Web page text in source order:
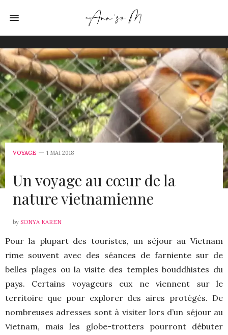
VOYAGE 1 MAI 2018
Un voyage au cœur de la
nature vietnamienne
by SONYA KAREN
Pour la plupart des touristes, un séjour au Vietnam
rime souvent avec des séances de farniente sur de
belles plages ou la visite des temples bouddhistes du
pays. Certains voyageurs eux ne viennent sur le
territoire que pour explorer des aires protégés. De
nombreuses adresses sont à visiter lors d’un séjour au
Vietnam, mais les globe-trotters pourront débuter